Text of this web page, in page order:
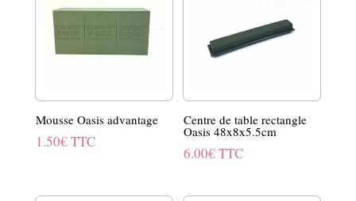
Mousse Oasis advantage
1.50€TTC
Centre de table rectangle
Oasis 48x8x5.5cm
6.00€TTC